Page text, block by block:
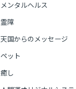
メンタルヘルス
霊障
天国からのメッセージ
ペット
癒し